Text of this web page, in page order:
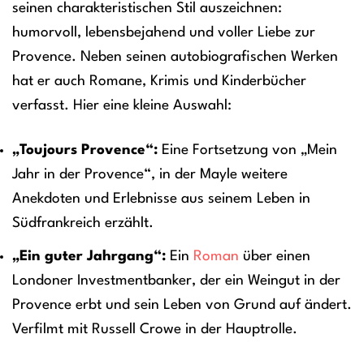
seinen charakteristischen Stil auszeichnen:
humorvoll, lebensbejahend und voller Liebe zur
Provence. Neben seinen autobiografischen Werken
hat er auch Romane, Krimis und Kinderbücher
verfasst. Hier eine kleine Auswahl:
„Toujours Provence“: Eine Fortsetzung von „Mein
Jahr in der Provence“, in der Mayle weitere
Anekdoten und Erlebnisse aus seinem Leben in
Südfrankreich erzählt.
„Ein guter Jahrgang“: Ein Roman über einen
Londoner Investmentbanker, der ein Weingut in der
Provence erbt und sein Leben von Grund auf ändert.
Verfilmt mit Russell Crowe in der Hauptrolle.